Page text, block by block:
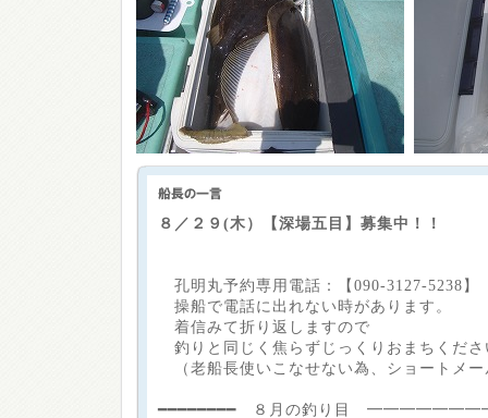
８／２９(木）【深場五目】募集中！！
孔明丸予約専用電話：【090-3127-5238】
操船で電話に出れない時があります。
着信みて折り返しますので
釣りと同じく焦らずじっくりおまちくださ
（老船長使いこなせない為、ショートメー
━━━━━━━━ ８月の釣り目